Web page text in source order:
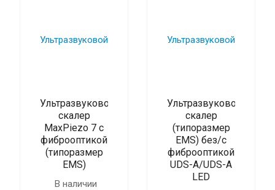
Ультразвуковой
скалер
MaxPiezo 7 c
фиброоптикой
(типоразмер
EMS)
В наличии
Ультразвуковой
скалер
(типоразмер
EMS) без/с
фиброоптикой
UDS-A/UDS-A
LED